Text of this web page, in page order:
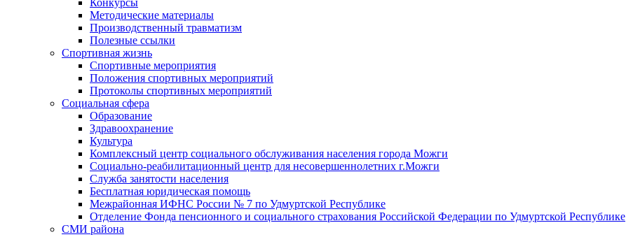
Методические материалы
Производственный травматизм
Полезные ссылки
Спортивная жизнь
Спортивные мероприятия
Положения спортивных мероприятий
Протоколы спортивных мероприятий
Социальная сфера
Образование
Здравоохранение
Культура
Комплексный центр социального обслуживания населения города Можги
Социально-реабилитационный центр для несовершеннолетних г.Можги
Служба занятости населения
Бесплатная юридическая помощь
Межрайонная ИФНС России № 7 по Удмуртской Республике
Отделение Фонда пенсионного и социального страхования Российской Федерации по Удмуртской Республике
СМИ района